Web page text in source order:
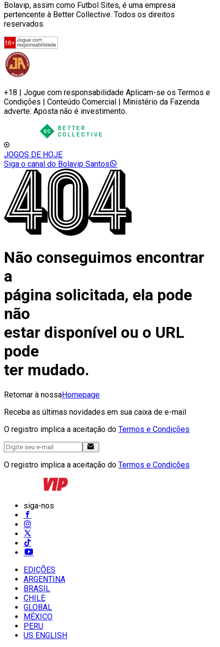
Bolavip, assim como Futbol Sites, é uma empresa
pertencente à Better Collective. Todos os direitos
reservados.
+18 | Jogue com responsabilidade Aplicam-se os Termos e
Condições | Conteúdo Comercial | Ministério da Fazenda
adverte: Aposta não é investimento.
JOGOS DE HOJE
Siga o canal do Bolavip Santos
Não conseguimos encontrar
a
página solicitada, ela pode
não
estar disponível ou o URL
pode
ter mudado.
Retornar à nossaHomepage
Receba as últimas novidades em sua caixa de e-mail
O registro implica a aceitação do Termos e Condições
O registro implica a aceitação do Termos e Condições
siga-nos
EDIÇÕES
ARGENTINA
BRASIL
CHILE
GLOBAL
MÉXICO
PERU
US ENGLISH